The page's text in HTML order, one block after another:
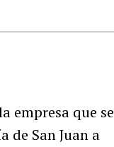
empresa que se
de San Juan a